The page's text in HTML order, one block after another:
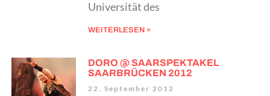
Universität des
WEITERLESEN »
DORO @ SAARSPEKTAKEL
SAARBRÜCKEN 2012
22. September 2012